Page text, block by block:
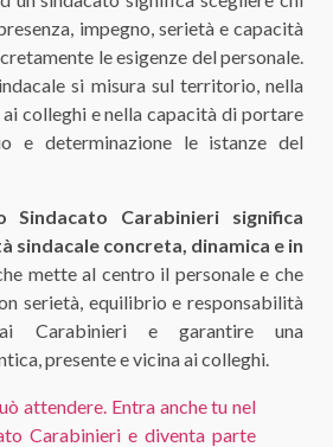
impegno, serietà e capacità
le esigenze del personale.
si misura sul territorio, nella
colleghi e nella capacità di portare
e determinazione le istanze del
Sindacato Carabinieri significa
sindacale concreta, dinamica e in
mette al centro il personale e che
serietà, equilibrio e responsabilità
Carabinieri e garantire una
presente e vicina ai colleghi.
attendere. Entra anche tu nel
Carabinieri e diventa parte